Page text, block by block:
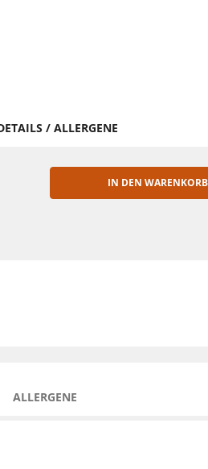
/ ALLERGENE
IN DEN WARENKORB
ALLERGENE